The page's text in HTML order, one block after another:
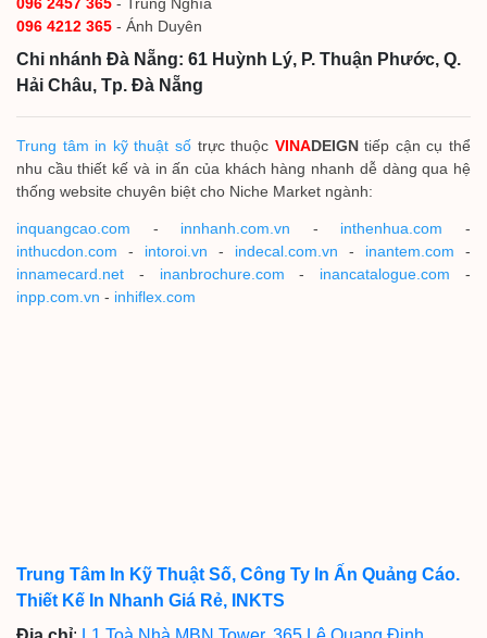
096 4212 365 - Ánh Duyên
Chi nhánh Đà Nẵng: 61 Huỳnh Lý, P. Thuận Phước, Q.
Hải Châu, Tp. Đà Nẵng
Trung tâm in kỹ thuật sốtrực thuộc VINADEIGNtiếp cận cụ thể
nhu cầu thiết kế và in ấn của khách hàng nhanh dễ dàng qua hệ
thống website chuyên biệt cho Niche Market ngành:
inquangcao.com - innhanh.com.vn - inthenhua.com -
inthucdon.com - intoroi.vn - indecal.com.vn - inantem.com -
innamecard.net - inanbrochure.com - inancatalogue.com -
inpp.com.vn - inhiflex.com
Trung Tâm In Kỹ Thuật Số, Công Ty In Ấn Quảng Cáo.
Thiết Kế In Nhanh Giá Rẻ, INKTS